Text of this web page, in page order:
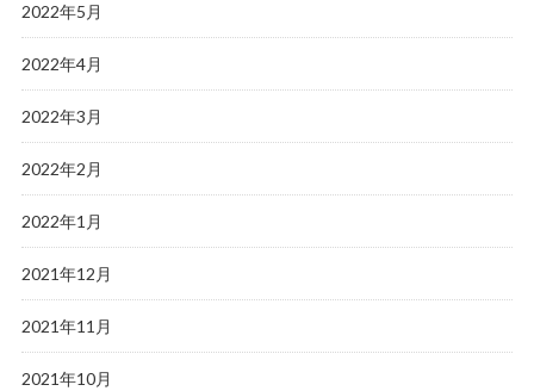
2022年5月
2022年4月
2022年3月
2022年2月
2022年1月
2021年12月
2021年11月
2021年10月